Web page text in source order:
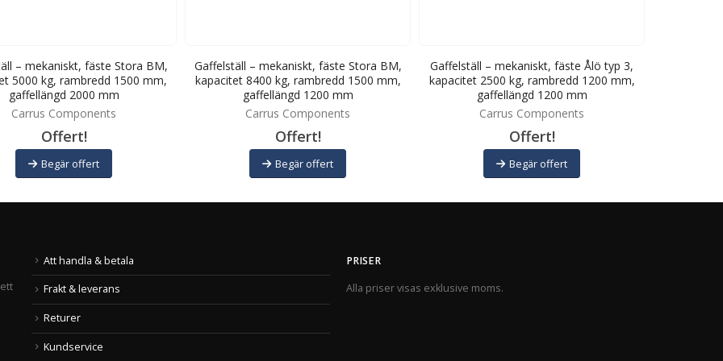
– mekaniskt, fäste Stora BM,
5000 kg, rambredd 1500 mm,
gaffellängd 2000 mm
Carrus Components
Offert!
Begär offert
Gaffelställ – mekaniskt, fäste Stora BM,
kapacitet 8400 kg, rambredd 1500 mm,
gaffellängd 1200 mm
Carrus Components
Offert!
Begär offert
Gaffelställ – mekaniskt, fäste Ålö typ 3,
kapacitet 2500 kg, rambredd 1200 mm,
gaffellängd 1200 mm
Carrus Components
Offert!
Begär offert
Att handla & betala
Frakt & leverans
Returer
Kundservice
PRISER
Alla priser visas exklusive moms.